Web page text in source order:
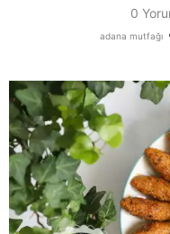
0
adana mutfağı